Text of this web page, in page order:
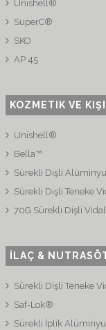
Unishell®
SuperC®
SKO
AP 45
KOZMETIK VE
Unishell®
Bella™
Sürekli Dişli
Sürekli Dişli Teneke
70G Sürekli Dişli
İLAÇ &
Sürekli Dişli Teneke
Saf-Lok®
Sürekli İplik